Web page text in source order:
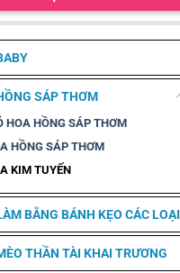
SÁP THƠM
HOA HỒNG SÁP THƠM
HỒNG SÁP THƠM
KIM TUYẾN
BẰNG BÁNH KẸO CÁC LOẠI
THẦN TÀI KHAI TRƯƠNG